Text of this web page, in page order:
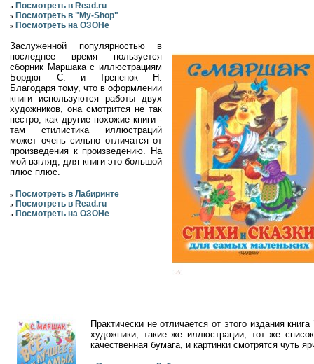
» Посмотреть в Read.ru
» Посмотреть в "My-Shop"
» Посмотреть на ОЗОНе
Заслуженной популярностью в
последнее время пользуется
сборник Маршака с иллюстрациям
Бордюг С. и Трепенок Н.
Благодаря тому, что в оформлении
книги используются работы двух
художников, она смотрится не так
пестро, как другие похожие книги -
там стилистика иллюстраций
может очень сильно отличатся от
произведения к произведению. На
мой взгляд, для книги это большой
плюс плюс.
» Посмотреть в Лабиринте
» Посмотреть в Read.ru
» Посмотреть на ОЗОНе
Практически не отличается от этого издания книга
художники, такие же иллюстрации, тот же
качественная бумага, и картинки смотрятся чуть